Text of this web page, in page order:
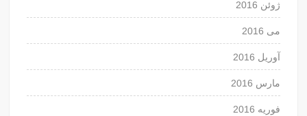
ژوئن 2016
می 2016
آوریل 2016
مارس 2016
فوریه 2016